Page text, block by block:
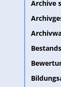
Archive